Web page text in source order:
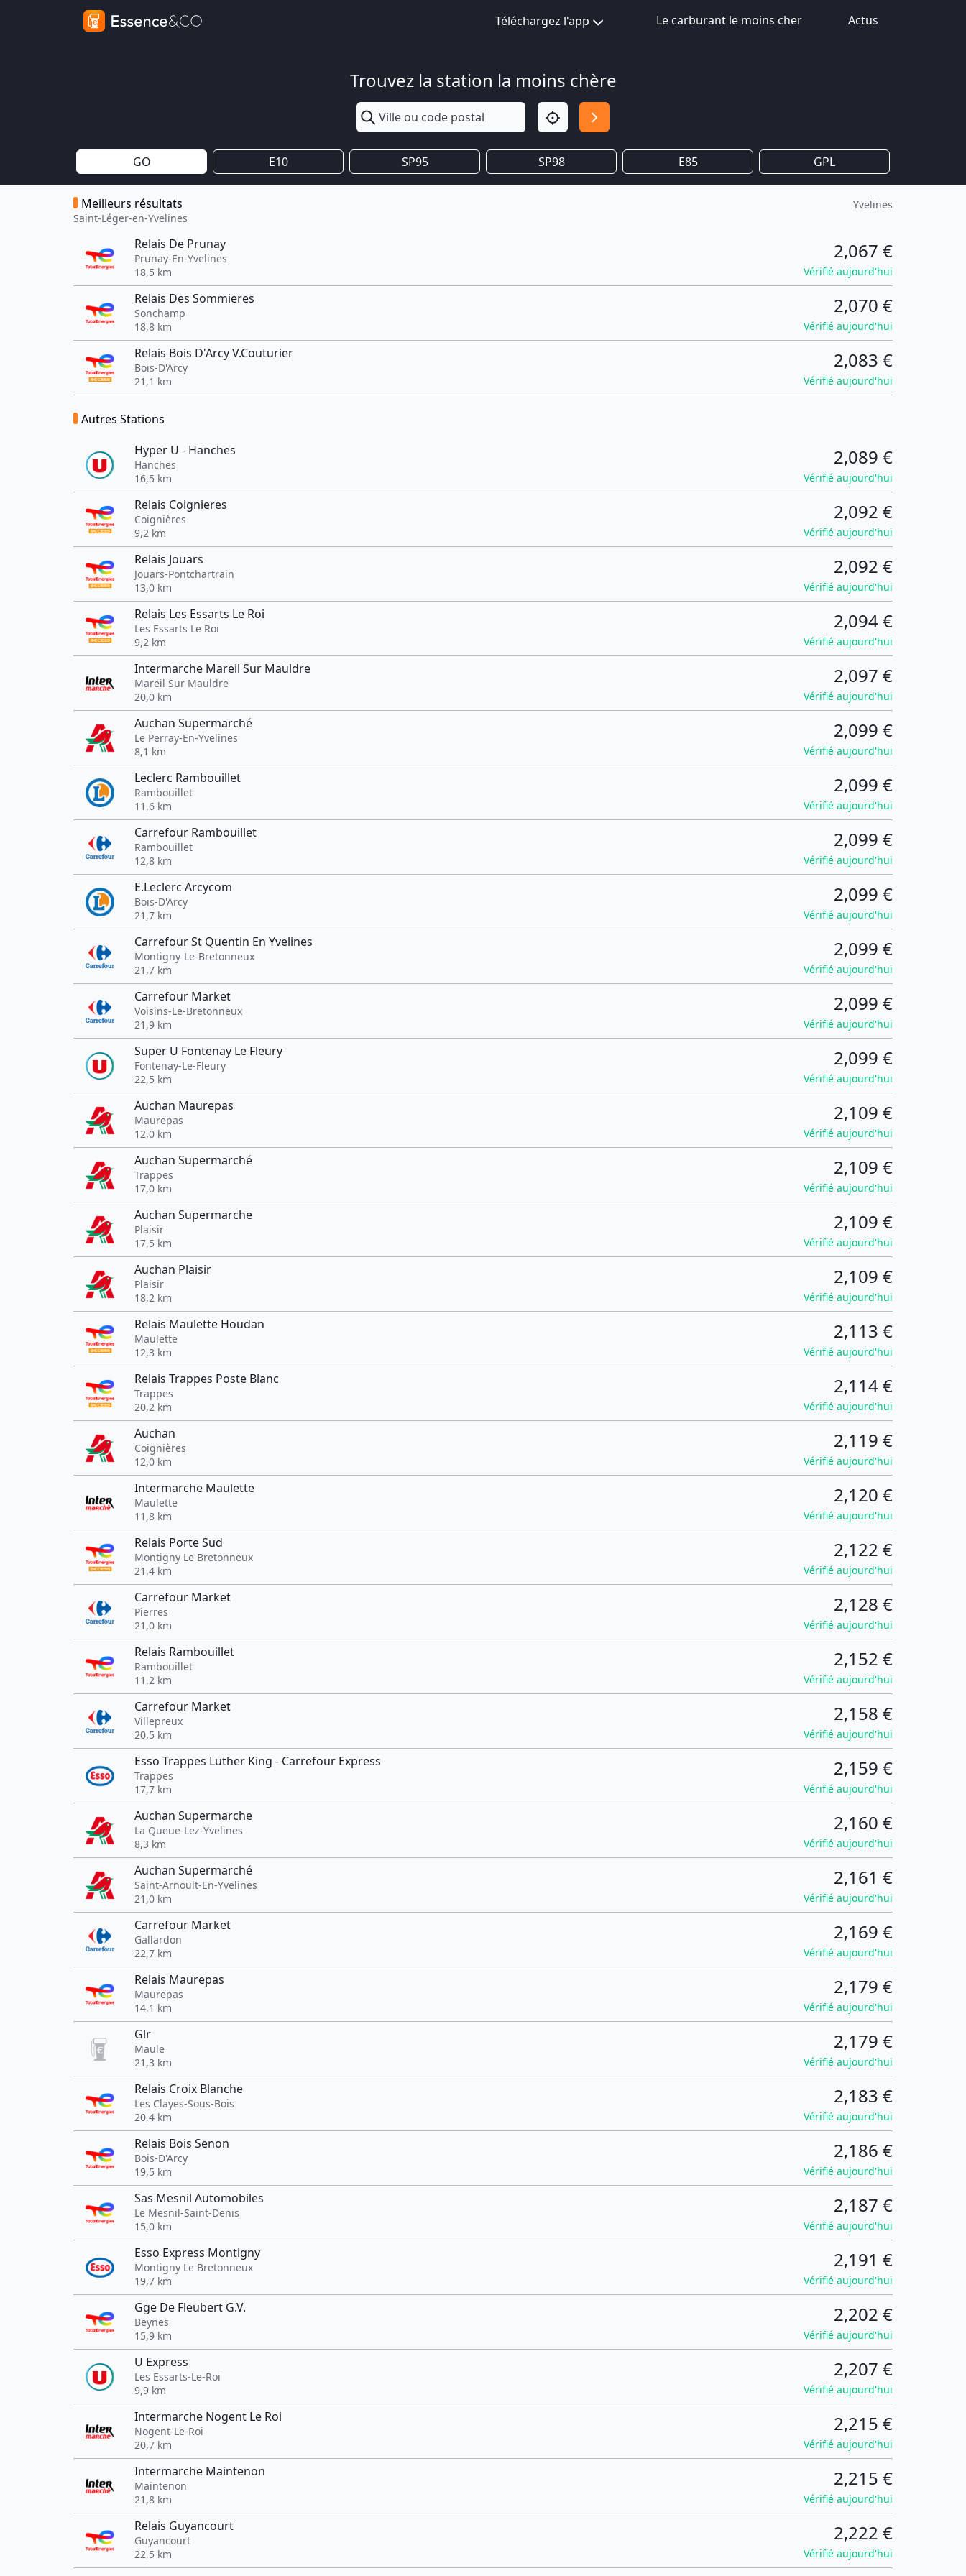
Téléchargez l'app Le carburant le moins cher Actus
Trouvez la station la moins chère
GO E10 SP95 SP98 E85 GPL
Meilleurs résultats
Saint-Léger-en-Yvelines
Yvelines
Relais De Prunay
Prunay-En-Yvelines
18,5 km
2,067 €
Vérifié aujourd'hui
Relais Des Sommieres
Sonchamp
18,8 km
2,070 €
Vérifié aujourd'hui
Relais Bois D'Arcy V.Couturier
Bois-D'Arcy
21,1 km
2,083 €
Vérifié aujourd'hui
Autres Stations
Hyper U - Hanches
Hanches
16,5 km
2,089 €
Vérifié aujourd'hui
Relais Coignieres
Coignières
9,2 km
2,092 €
Vérifié aujourd'hui
Relais Jouars
Jouars-Pontchartrain
13,0 km
2,092 €
Vérifié aujourd'hui
Relais Les Essarts Le Roi
Les Essarts Le Roi
9,2 km
2,094 €
Vérifié aujourd'hui
Intermarche Mareil Sur Mauldre
Mareil Sur Mauldre
20,0 km
2,097 €
Vérifié aujourd'hui
Auchan Supermarché
Le Perray-En-Yvelines
8,1 km
2,099 €
Vérifié aujourd'hui
Leclerc Rambouillet
Rambouillet
11,6 km
2,099 €
Vérifié aujourd'hui
Carrefour Rambouillet
Rambouillet
12,8 km
2,099 €
Vérifié aujourd'hui
E.Leclerc Arcycom
Bois-D'Arcy
21,7 km
2,099 €
Vérifié aujourd'hui
Carrefour St Quentin En Yvelines
Montigny-Le-Bretonneux
21,7 km
2,099 €
Vérifié aujourd'hui
Carrefour Market
Voisins-Le-Bretonneux
21,9 km
2,099 €
Vérifié aujourd'hui
Super U Fontenay Le Fleury
Fontenay-Le-Fleury
22,5 km
2,099 €
Vérifié aujourd'hui
Auchan Maurepas
Maurepas
12,0 km
2,109 €
Vérifié aujourd'hui
Auchan Supermarché
Trappes
17,0 km
2,109 €
Vérifié aujourd'hui
Auchan Supermarche
Plaisir
17,5 km
2,109 €
Vérifié aujourd'hui
Auchan Plaisir
Plaisir
18,2 km
2,109 €
Vérifié aujourd'hui
Relais Maulette Houdan
Maulette
12,3 km
2,113 €
Vérifié aujourd'hui
Relais Trappes Poste Blanc
Trappes
20,2 km
2,114 €
Vérifié aujourd'hui
Auchan
Coignières
12,0 km
2,119 €
Vérifié aujourd'hui
Intermarche Maulette
Maulette
11,8 km
2,120 €
Vérifié aujourd'hui
Relais Porte Sud
Montigny Le Bretonneux
21,4 km
2,122 €
Vérifié aujourd'hui
Carrefour Market
Pierres
21,0 km
2,128 €
Vérifié aujourd'hui
Relais Rambouillet
Rambouillet
11,2 km
2,152 €
Vérifié aujourd'hui
Carrefour Market
Villepreux
20,5 km
2,158 €
Vérifié aujourd'hui
Esso Trappes Luther King - Carrefour Express
Trappes
17,7 km
2,159 €
Vérifié aujourd'hui
Auchan Supermarche
La Queue-Lez-Yvelines
8,3 km
2,160 €
Vérifié aujourd'hui
Auchan Supermarché
Saint-Arnoult-En-Yvelines
21,0 km
2,161 €
Vérifié aujourd'hui
Carrefour Market
Gallardon
22,7 km
2,169 €
Vérifié aujourd'hui
Relais Maurepas
Maurepas
14,1 km
2,179 €
Vérifié aujourd'hui
Glr
Maule
21,3 km
2,179 €
Vérifié aujourd'hui
Relais Croix Blanche
Les Clayes-Sous-Bois
20,4 km
2,183 €
Vérifié aujourd'hui
Relais Bois Senon
Bois-D'Arcy
19,5 km
2,186 €
Vérifié aujourd'hui
Sas Mesnil Automobiles
Le Mesnil-Saint-Denis
15,0 km
2,187 €
Vérifié aujourd'hui
Esso Express Montigny
Montigny Le Bretonneux
19,7 km
2,191 €
Vérifié aujourd'hui
Gge De Fleubert G.V.
Beynes
15,9 km
2,202 €
Vérifié aujourd'hui
U Express
Les Essarts-Le-Roi
9,9 km
2,207 €
Vérifié aujourd'hui
Intermarche Nogent Le Roi
Nogent-Le-Roi
20,7 km
2,215 €
Vérifié aujourd'hui
Intermarche Maintenon
Maintenon
21,8 km
2,215 €
Vérifié aujourd'hui
Relais Guyancourt
Guyancourt
22,5 km
2,222 €
Vérifié aujourd'hui